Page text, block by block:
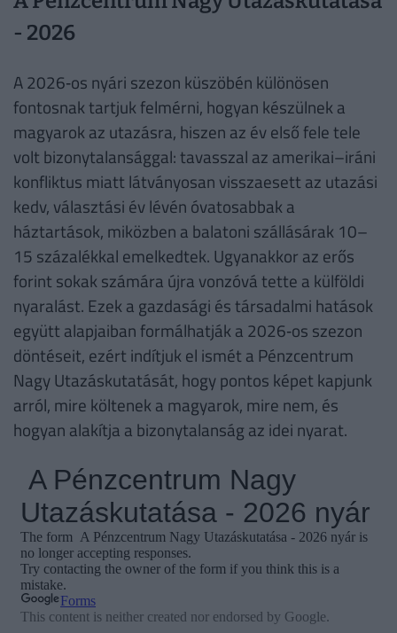
- 2026
A 2026‑os nyári szezon küszöbén különösen
fontosnak tartjuk felmérni, hogyan készülnek a
magyarok az utazásra, hiszen az év első fele tele
volt bizonytalansággal: tavasszal az amerikai–iráni
konfliktus miatt látványosan visszaesett az utazási
kedv, választási év lévén óvatosabbak a
háztartások, miközben a balatoni szállásárak 10–
15 százalékkal emelkedtek. Ugyanakkor az erős
forint sokak számára újra vonzóvá tette a külföldi
nyaralást. Ezek a gazdasági és társadalmi hatások
együtt alapjaiban formálhatják a 2026‑os szezon
döntéseit, ezért indítjuk el ismét a Pénzcentrum
Nagy Utazáskutatását, hogy pontos képet kapjunk
arról, mire költenek a magyarok, mire nem, és
hogyan alakítja a bizonytalanság az idei nyarat.